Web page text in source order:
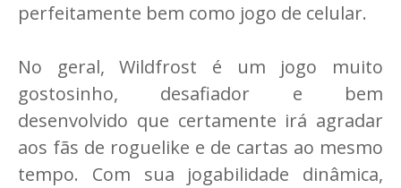
perfeitamente bem como jogo de celular.
No geral, Wildfrost é um jogo muito
gostosinho, desafiador e bem
desenvolvido que certamente irá agradar
aos fãs de roguelike e de cartas ao mesmo
tempo. Com sua jogabilidade dinâmica,